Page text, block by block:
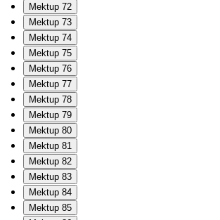
Mektup 72
Mektup 73
Mektup 74
Mektup 75
Mektup 76
Mektup 77
Mektup 78
Mektup 79
Mektup 80
Mektup 81
Mektup 82
Mektup 83
Mektup 84
Mektup 85